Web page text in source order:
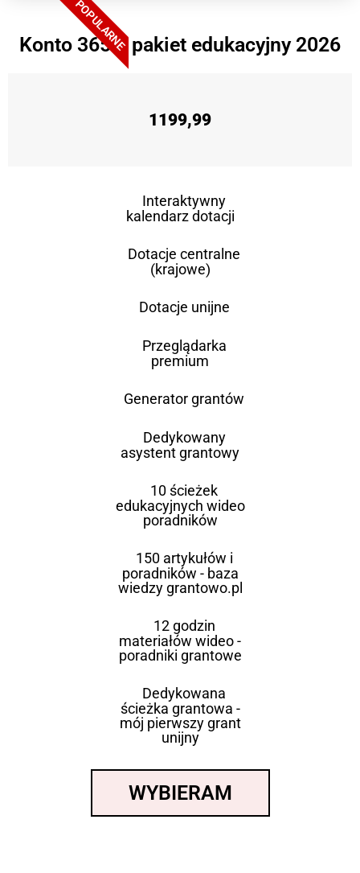
POPULARNE
Konto 365 + pakiet edukacyjny 2026
1199,99
Interaktywny
kalendarz dotacji
Dotacje centralne
(krajowe)
Dotacje unijne
Przeglądarka
premium
Generator grantów
Dedykowany
asystent grantowy
10 ścieżek
edukacyjnych wideo
poradników
150 artykułów i
poradników - baza
wiedzy grantowo.pl
12 godzin
materiałów wideo -
poradniki grantowe
Dedykowana
ścieżka grantowa -
mój pierwszy grant
unijny
WYBIERAM